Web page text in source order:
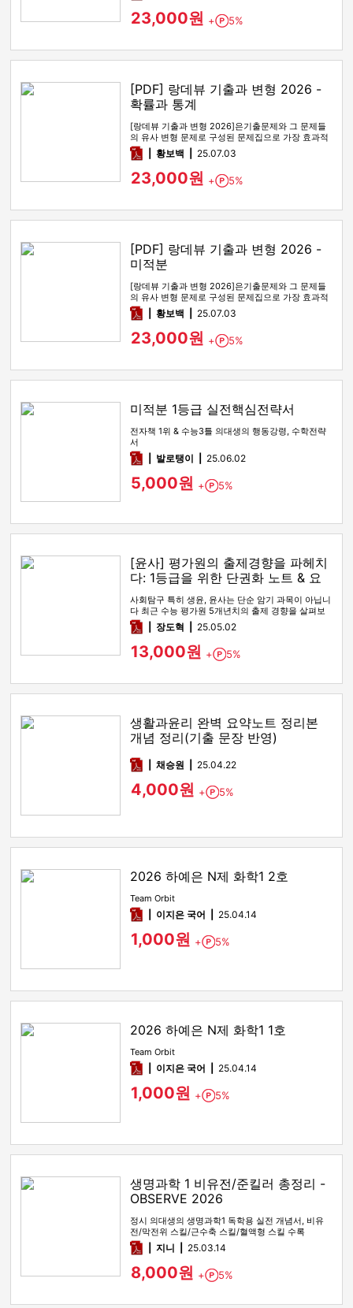
23,000원 + Point
5%
[PDF] 랑데뷰 기출과 변형 2026 -
확률과 통계
[랑데뷰 기출과 변형 2026]은기출문제와 그 문제들
의 유사 변형 문제로 구성된 문제집으로 가장 효과적
인 기출문제 공부 방법…
pdf황보백 25.07.03
23,000원 + Point
5%
[PDF] 랑데뷰 기출과 변형 2026 -
미적분
[랑데뷰 기출과 변형 2026]은기출문제와 그 문제들
의 유사 변형 문제로 구성된 문제집으로 가장 효과적
인 기출문제 공부 방법…
pdf황보백 25.07.03
23,000원 + Point
5%
미적분 1등급 실전핵심전략서
전자책 1위 & 수능3틀 의대생의 행동강령, 수학전략
서
pdf발로탱이 25.06.02
5,000원 + Point
5%
[윤사] 평가원의 출제경향을 파헤치
다: 1등급을 위한 단권화 노트 & 요
약본
사회탐구 특히 생윤, 윤사는 단순 암기 과목이 아닙니
다 최근 수능 평가원 5개년치의 출제 경향을 살펴보
면 2022 9모, 2…
pdf장도혁 25.05.02
13,000원 + Point
5%
생활과윤리 완벽 요약노트 정리본
개념 정리(기출 문장 반영)
pdf채승원 25.04.22
4,000원 + Point
5%
2026 하예은 N제 화학1 2호
Team Orbit
pdf이지은 국어 25.04.14
1,000원 + Point
5%
2026 하예은 N제 화학1 1호
Team Orbit
pdf이지은 국어 25.04.14
1,000원 + Point
5%
생명과학 1 비유전/준킬러 총정리 -
OBSERVE 2026
정시 의대생의 생명과학1 독학용 실전 개념서, 비유
전/막전위 스킬/근수축 스킬/혈액형 스킬 수록
pdf지니 25.03.14
8,000원 + Point
5%